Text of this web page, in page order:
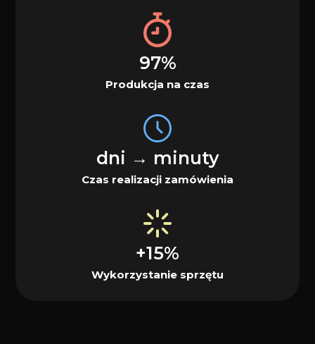
97%
Produkcja na czas
dni → minuty
Czas realizacji zamówienia
+15%
Wykorzystanie sprzętu